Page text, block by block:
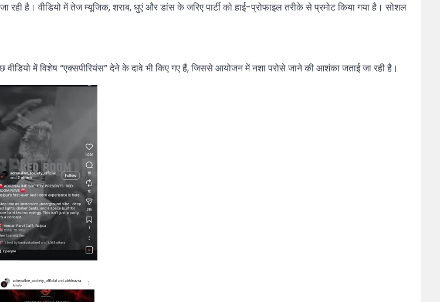
है। वीडियो में तेज म्यूजिक, शराब, धुएं और डांस के जरिए पार्टी को हाई-प्रोफाइल तरीके से प्रमोट किया गया है। सोशल
में विशेष “एक्सपीरियंस” देने के दावे भी किए गए हैं, जिससे आयोजन में नशा परोसे जाने की आशंका जताई जा रही है।